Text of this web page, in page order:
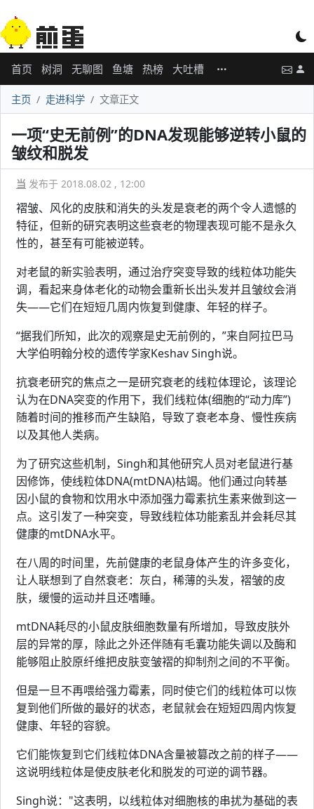
首页 树洞 无聊图 鱼塘 热榜 大吐槽
主页 走进科学 文章正文
一项“史无前例”的DNA发现能够逆转小鼠的
皱纹和脱发
当 发布于 2018.08.02 , 12:00
褶皱、风化的皮肤和消失的头发是衰老的两个令人遗憾的
特征，但新的研究表明这些衰老的物理表现可能不是永久
性的，甚至有可能被逆转。
对老鼠的新实验表明，通过治疗突变导致的线粒体功能失
调，看起来身体老化的动物会重新长出头发并且皱纹会消
失——它们在短短几周内恢复到健康、年轻的样子。
“据我们所知，此次的观察是史无前例的，”来自阿拉巴马
大学伯明翰分校的遗传学家Keshav Singh说。
抗衰老研究的焦点之一是研究衰老的线粒体理论，该理论
认为在DNA突变的作用下，我们线粒体(细胞的“动力库”)
随着时间的推移而产生缺陷，导致了衰老本身、慢性疾病
以及其他人类病。
为了研究这些机制，Singh和其他研究人员对老鼠进行基
因修饰，使线粒体DNA(mtDNA)枯竭。他们通过向转基
因小鼠的食物和饮用水中添加强力霉素抗生素来做到这一
点。这引发了一种突变，导致线粒体功能紊乱并会耗尽其
健康的mtDNA水平。
在八周的时间里，先前健康的老鼠身体产生的许多变化，
让人联想到了自然衰老：灰白，稀薄的头发，褶皱的皮
肤，缓慢的运动并且还嗜睡。
mtDNA耗尽的小鼠皮肤细胞数量有所增加，导致皮肤外
层的异常的厚，除此之外还伴随有毛囊功能失调以及酶和
能够阻止胶原纤维把皮肤变皱褶的抑制剂之间的不平衡。
但是一旦不再喂给强力霉素，同时使它们的线粒体可以恢
复到他们所做的最好的状态，老鼠就会在短短四周内恢复
健康、年轻的容貌。
它们能恢复到它们线粒体DNA含量被篡改之前的样子——
这说明线粒体是使皮肤老化和脱发的可逆的调节器。
Singh说："这表明，以线粒体对细胞核的串扰为基础的表